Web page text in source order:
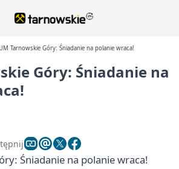
Tarnowskie Góry: Śniadanie na polanie wraca!
Góry: Śniadanie na
Śniadanie na polanie wraca!